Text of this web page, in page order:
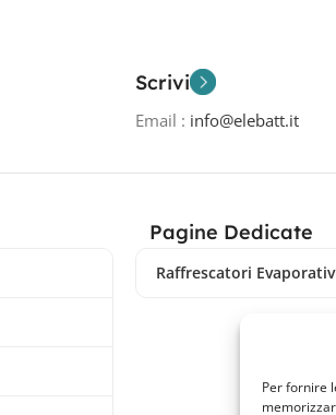
Per fornire
Scrivi
Email : info@elebatt.it
Pagine Dedicate
Raffrescatori